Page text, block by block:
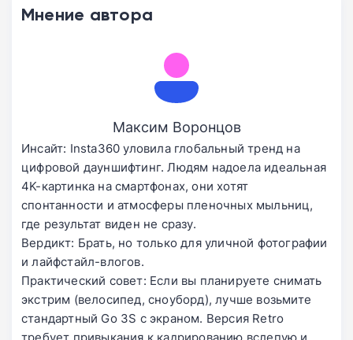
Мнение автора
Максим Воронцов
Инсайт: Insta360 уловила глобальный тренд на
цифровой дауншифтинг. Людям надоела идеальная
4K-картинка на смартфонах, они хотят
спонтанности и атмосферы пленочных мыльниц,
где результат виден не сразу.
Вердикт: Брать, но только для уличной фотографии
и лайфстайл-влогов.
Практический совет: Если вы планируете снимать
экстрим (велосипед, сноуборд), лучше возьмите
стандартный Go 3S с экраном. Версия Retro